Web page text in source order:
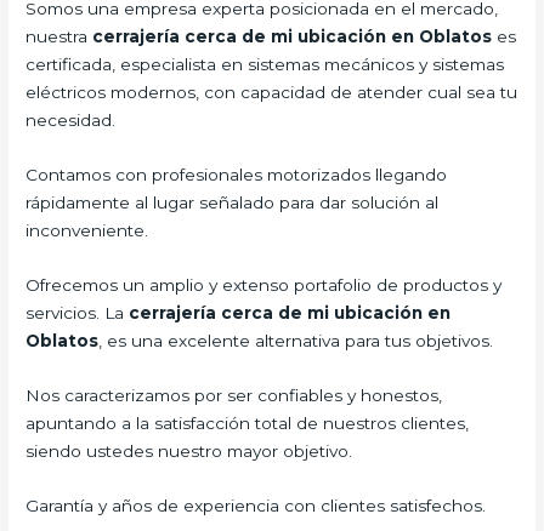
Somos una empresa experta posicionada en el mercado,
nuestra cerrajería cerca de mi ubicación en Oblatos es
certificada, especialista en sistemas mecánicos y sistemas
eléctricos modernos, con capacidad de atender cual sea tu
necesidad.
Contamos con profesionales motorizados llegando
rápidamente al lugar señalado para dar solución al
inconveniente.
Ofrecemos un amplio y extenso portafolio de productos y
servicios. La cerrajería cerca de mi ubicación en
Oblatos , es una excelente alternativa para tus objetivos.
Nos caracterizamos por ser confiables y honestos,
apuntando a la satisfacción total de nuestros clientes,
siendo ustedes nuestro mayor objetivo.
Garantía y años de experiencia con clientes satisfechos.